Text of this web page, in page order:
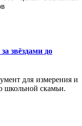
звёздами до
для измерения и
школьной скамьи.